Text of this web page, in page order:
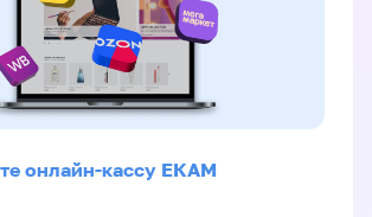
онлайн-кассу ЕКАМ